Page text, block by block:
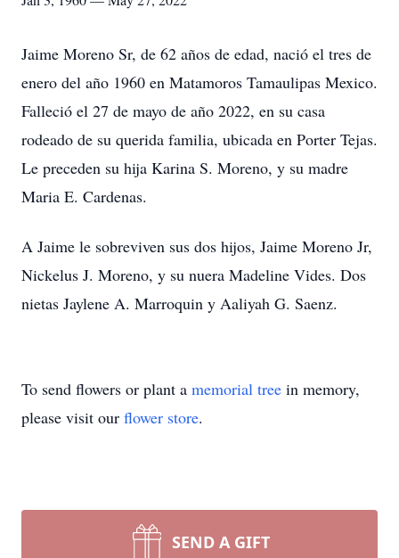
Jaime Moreno Sr, de 62 años de edad, nació el tres de
enero del año 1960 en Matamoros Tamaulipas Mexico.
Falleció el 27 de mayo de año 2022, en su casa
rodeado de su querida familia, ubicada en Porter Tejas.
Le preceden su hija Karina S. Moreno, y su madre
Maria E. Cardenas.
A Jaime le sobreviven sus dos hijos, Jaime Moreno Jr,
Nickelus J. Moreno, y su nuera Madeline Vides. Dos
nietas Jaylene A. Marroquin y Aaliyah G. Saenz.
To send flowers or plant a memorial tree in memory,
please visit our flower store.
SEND A GIFT